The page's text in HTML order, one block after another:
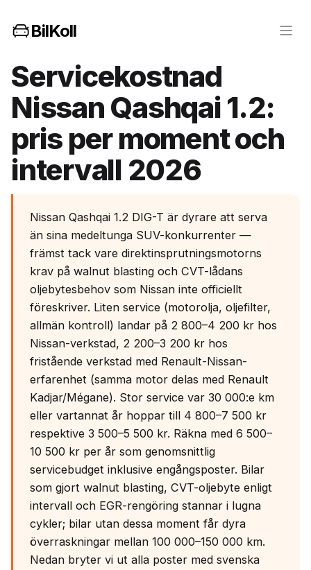
BilKoll
Servicekostnad
Nissan Qashqai 1.2:
pris per moment och
intervall 2026
Nissan Qashqai 1.2 DIG-T är dyrare att serva
än sina medeltunga SUV-konkurrenter —
främst tack vare direktinsprutningsmotorns
krav på walnut blasting och CVT-lådans
oljebytesbehov som Nissan inte officiellt
föreskriver. Liten service (motorolja, oljefilter,
allmän kontroll) landar på 2 800–4 200 kr hos
Nissan-verkstad, 2 200–3 200 kr hos
fristående verkstad med Renault-Nissan-
erfarenhet (samma motor delas med Renault
Kadjar/Mégane). Stor service var 30 000:e km
eller vartannat år hoppar till 4 800–7 500 kr
respektive 3 500–5 500 kr. Räkna med 6 500–
10 500 kr per år som genomsnittlig
servicebudget inklusive engångsposter. Bilar
som gjort walnut blasting, CVT-oljebyte enligt
intervall och EGR-rengöring stannar i lugna
cykler; bilar utan dessa moment får dyra
överraskningar mellan 100 000–150 000 km.
Nedan bryter vi ut alla poster med svenska